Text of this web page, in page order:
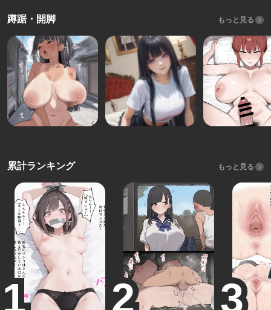
蹲踞・開脚 もっと見る
累計ランキング もっと見る